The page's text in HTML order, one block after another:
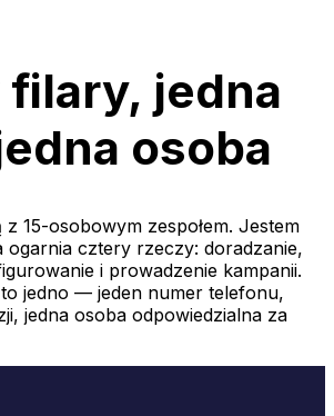
jedna
osoba
z 15-osobowym zespołem. Jestem
ogarnia cztery rzeczy: doradzanie,
i prowadzenie kampanii.
jedno — jeden numer telefonu,
jedna osoba odpowiedzialna za